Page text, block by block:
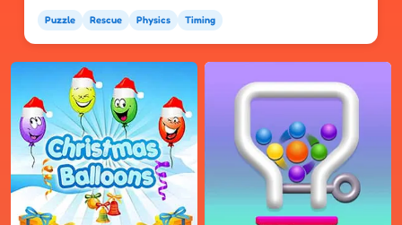
Puzzle Rescue Physics Timing